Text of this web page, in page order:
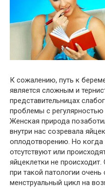
К сожалению, путь к
является сложным и
представительницах
проблемы с регулярностью
Женская природа
внутри нас созревала
оплодотворению. Но
отсутствуют или
яйцеклетки не
при такой патологии
менструальный цикл на